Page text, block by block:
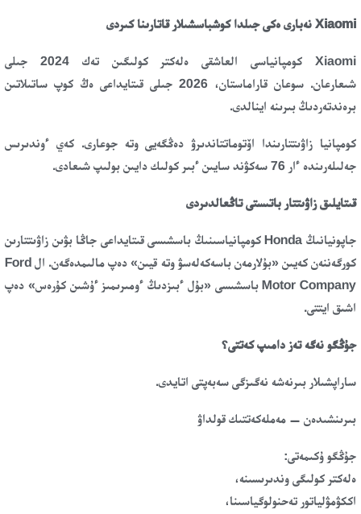
Xiaomi نەبارى ەكى جىلدا كوشباسشىلار قاتارىنا كىردى
Xiaomi كومپانياسى العاشقى ەلەكتر كولىگىن تەك 2024 جىلى
شىعارعان. سوعان قاراماستان، 2026 جىلى قىتايداعى ەڭ كوپ ساتىلاتىن
برەندتەردىڭ بىرىنە اينالدى.
كومپانيا زاۋىتتارىندا اۆتوماتتاندىرۋ دەڭگەيى وتە جوعارى. كەي ءوندىرىس
جەلىلەرىندە ءار 76 سەكۋند سايىن ءبىر كولىك دايىن بولىپ شىعادى.
قىتايلىق زاۋىتتار باتىستى تاڭعالدىردى
جاپونيانىڭ Honda كومپانياسىنىڭ باسشىسى قىتايداعى جاڭا بۋىن زاۋىتتارىن
كورگەننەن كەيىن «بۇلارمەن باسەكەلەسۋ وتە قيىن» دەپ مالىمدەگەن. ال Ford
Motor Company باسشىسى «بۇل ءبىزدىڭ ءومىرىمىز ءۇشىن كۇرەس» دەپ
اشىق ايتتى.
جۇڭگو نەگە تەز دامىپ كەتتى؟
ساراپشىلار بىرنەشە نەگىزگى سەبەپتى اتايدى.
بىرىنشىدەن — مەملەكەتتىك قولداۋ
جۇڭگو ۇكىمەتى:
ەلەكتر كولىگى وندىرىسىنە،
اككۋمۋلياتور تەحنولوگياسىنا،